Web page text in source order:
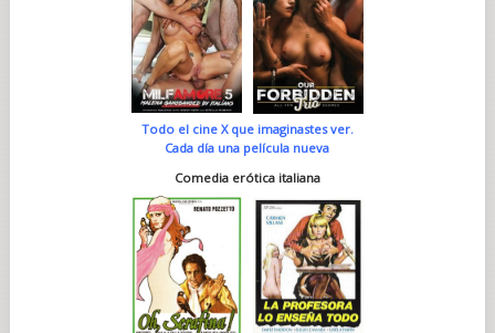
Todo el cine X que imaginastes ver.
Cada día una película nueva
Comedia erótica italiana